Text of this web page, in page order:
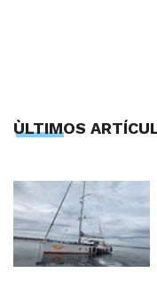
ÙLTIMOS